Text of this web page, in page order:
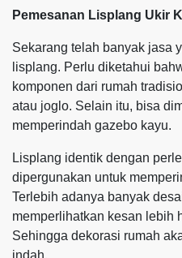
Pemesanan Lisplang Ukir
Sekarang telah banyak jasa
lisplang. Perlu diketahui
komponen dari rumah
atau joglo. Selain itu, bisa
memperindah gazebo kayu.
Lisplang identik dengan
dipergunakan untuk
Terlebih adanya banyak
memperlihatkan kesan lebih
Sehingga dekorasi rumah
indah.